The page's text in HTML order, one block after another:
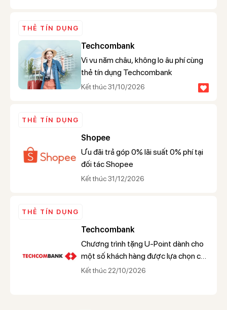
THẺ TÍN DỤNG
Techcombank
Vi vu năm châu, không lo âu phí cùng
thẻ tín dụng Techcombank
Kết thúc 31/10/2026
THẺ TÍN DỤNG
Shopee
Ưu đãi trả góp 0% lãi suất 0% phí tại
đối tác Shopee
Kết thúc 31/12/2026
THẺ TÍN DỤNG
Techcombank
Chương trình tặng U-Point dành cho
một số khách hàng được lựa chọn của
Techcombank khi mở mới thẻ tín
Kết thúc 22/10/2026